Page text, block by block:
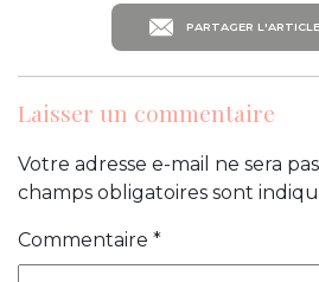
PARTAGER
Laisser un commentaire
Votre adresse e-mail ne sera
champs obligatoires sont
Commentaire *